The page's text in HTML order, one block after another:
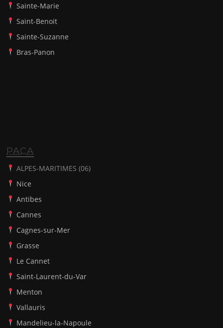
Sainte-Marie
Saint-Benoit
Sainte-Suzanne
Bras-Panon
PACA
ALPES-MARITIMES (06)
Nice
Antibes
Cannes
Cagnes-sur-Mer
Grasse
Le Cannet
Saint-Laurent-du-Var
Menton
Vallauris
Mandelieu-la-Napoule